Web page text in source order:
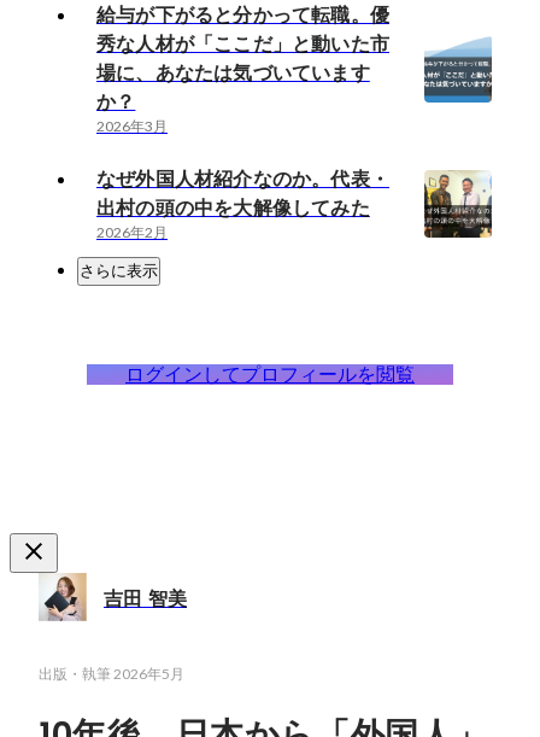
給与が下がると分かって転職。優
秀な人材が「ここだ」と動いた市
場に、あなたは気づいています
か？
2026年3月
なぜ外国人材紹介なのか。代表・
出村の頭の中を大解像してみた
2026年2月
さらに表示
ログインしてプロフィールを閲覧
吉田 智美
出版・執筆2026年5月